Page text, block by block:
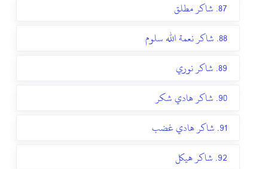
87. شاكر مطلق
88. شاكر نعمة الله سلوم
89. شاكر نوري
90. شاكر هادي شكر
91. شاكر هادي غضب
92. شاكر هيكل